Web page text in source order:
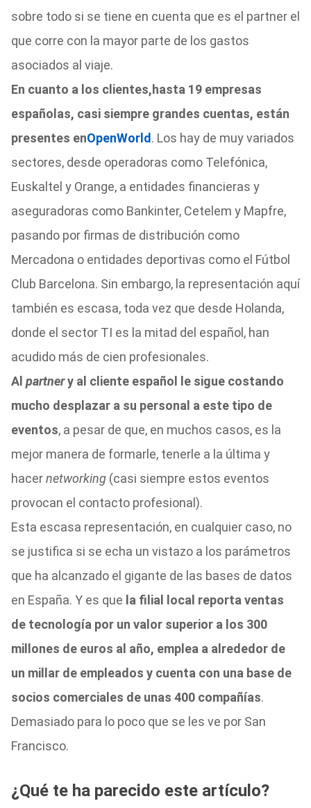
sobre todo si se tiene en cuenta que es el partner el
que corre con la mayor parte de los gastos
asociados al viaje.
En cuanto a los clientes,hasta 19 empresas
españolas, casi siempre grandes cuentas, están
presentes enOpenWorld . Los hay de muy variados
sectores, desde operadoras como Telefónica,
Euskaltel y Orange, a entidades financieras y
aseguradoras como Bankinter, Cetelem y Mapfre,
pasando por firmas de distribución como
Mercadona o entidades deportivas como el Fútbol
Club Barcelona. Sin embargo, la representación aquí
también es escasa, toda vez que desde Holanda,
donde el sector TI es la mitad del español, han
acudido más de cien profesionales.
Al partnery al cliente español le sigue costando
mucho desplazar a su personal a este tipo de
eventos, a pesar de que, en muchos casos, es la
mejor manera de formarle, tenerle a la última y
hacernetworking(casi siempre estos eventos
provocan el contacto profesional).
Esta escasa representación, en cualquier caso, no
se justifica si se echa un vistazo a los parámetros
que ha alcanzado el gigante de las bases de datos
en España. Y es que la filial local reporta ventas
de tecnología por un valor superior a los 300
millones de euros al año, emplea a alrededor de
un millar de empleados y cuenta con una base de
socios comerciales de unas 400 compañías.
Demasiado para lo poco que se les ve por San
Francisco.
¿Qué te ha parecido este artículo?